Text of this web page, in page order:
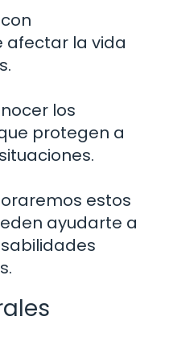
afectar la vida
los
protegen a
estos
ayudarte a